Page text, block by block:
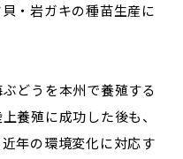
・岩ガキの種苗生産に
どうを本州で養殖する
養殖に成功した後も、
年の環境変化に対応す